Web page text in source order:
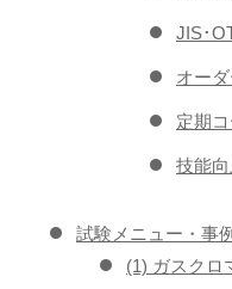
JIS･
オー
定期
技能
試験メニュー・事
(1) ガスクロ